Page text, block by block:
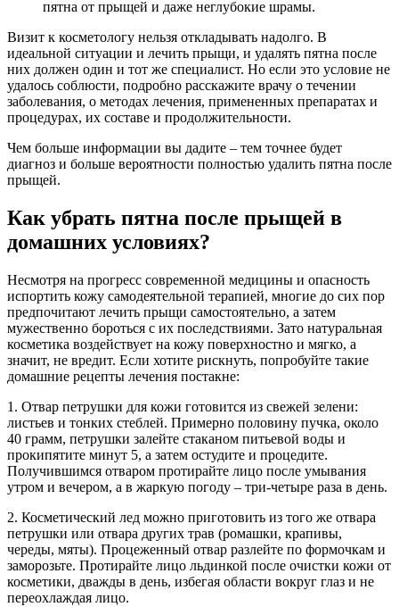
пятна от прыщей и даже неглубокие шрамы.
Визит к косметологу нельзя откладывать надолго. В
идеальной ситуации и лечить прыщи, и удалять пятна после
них должен один и тот же специалист. Но если это условие не
удалось соблюсти, подробно расскажите врачу о течении
заболевания, о методах лечения, примененных препаратах и
процедурах, их составе и продолжительности.
Чем больше информации вы дадите – тем точнее будет
диагноз и больше вероятности полностью удалить пятна после
прыщей.
Как убрать пятна после прыщей в
домашних условиях?
Несмотря на прогресс современной медицины и опасность
испортить кожу самодеятельной терапией, многие до сих пор
предпочитают лечить прыщи самостоятельно, а затем
мужественно бороться с их последствиями. Зато натуральная
косметика воздействует на кожу поверхностно и мягко, а
значит, не вредит. Если хотите рискнуть, попробуйте такие
домашние рецепты лечения постакне:
1. Отвар петрушки для кожи готовится из свежей зелени:
листьев и тонких стеблей. Примерно половину пучка, около
40 грамм, петрушки залейте стаканом питьевой воды и
прокипятите минут 5, а затем остудите и процедите.
Получившимся отваром протирайте лицо после умывания
утром и вечером, а в жаркую погоду – три-четыре раза в день.
2. Косметический лед можно приготовить из того же отвара
петрушки или отвара других трав (ромашки, крапивы,
череды, мяты). Процеженный отвар разлейте по формочкам и
заморозьте. Протирайте лицо льдинкой после очистки кожи от
косметики, дважды в день, избегая области вокруг глаз и не
переохлаждая лицо.